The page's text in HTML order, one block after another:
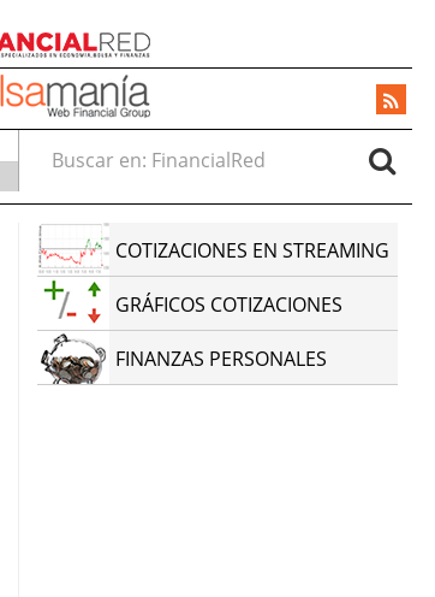
Buscar en:
COTIZACIONES EN STREAMING
GRÁFICOS COTIZACIONES
FINANZAS PERSONALES